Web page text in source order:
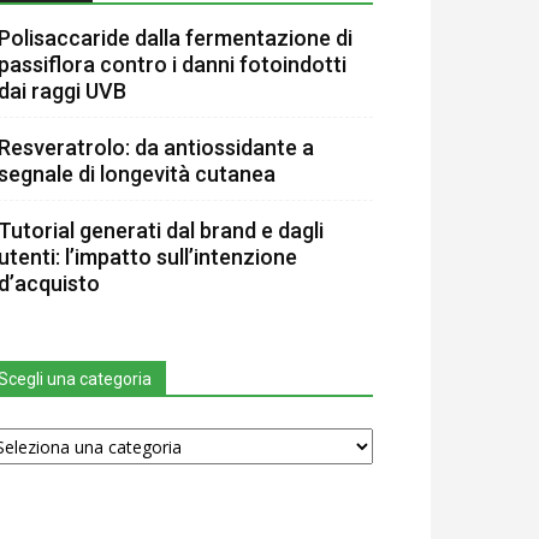
Polisaccaride dalla fermentazione di
passiflora contro i danni fotoindotti
dai raggi UVB
Resveratrolo: da antiossidante a
di longevità cutanea
Tutorial generati dal brand e dagli
utenti: l’impatto sull’intenzione
d’acquisto
una categoria